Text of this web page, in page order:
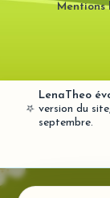
Mentions
⭐
LenaTheo
version du
septembre.